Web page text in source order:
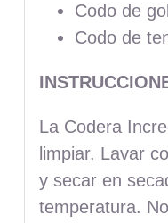
Codo de
Codo de
La Codera
limpiar. Lavar
y secar en
temperatura.